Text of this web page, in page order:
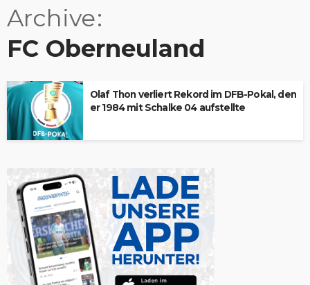
Archive
FC Oberneuland
Olaf Thon verliert Rekord im DFB-Pokal, den
er 1984 mit Schalke 04 aufstellte